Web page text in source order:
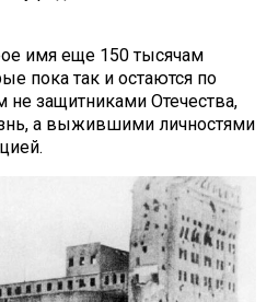
имя еще 150 тысячам
пока так и остаются по
защитниками Отечества,
а выжившими личностями